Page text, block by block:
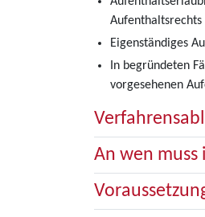
Aufenthaltsrechts
Eigenständiges
In begründeten
vorgesehenen
An wen muss